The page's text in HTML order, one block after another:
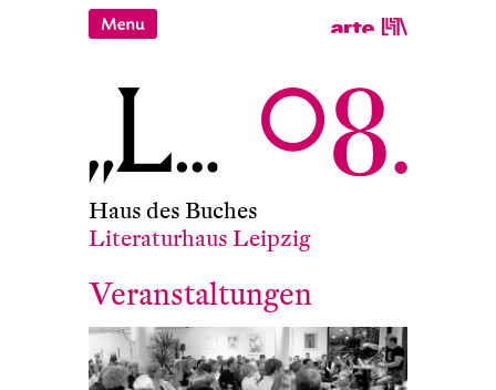
Haus des Buches
Literaturhaus Leipzig
Veranstaltungen